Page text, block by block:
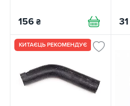
156 ₴ 31
КИТАЄЦЬ РЕКОМЕНДУЄ